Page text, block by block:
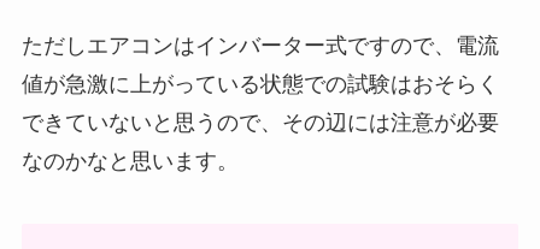
ただしエアコンはインバーター式ですので、電流
値が急激に上がっている状態での試験はおそらく
できていないと思うので、その辺には注意が必要
なのかなと思います。